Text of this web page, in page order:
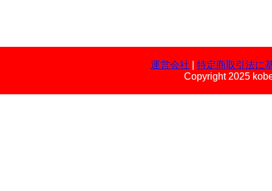
運営会社
特定商取引法に
Copyright 2025